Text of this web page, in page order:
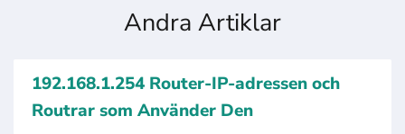
Andra Artiklar
192.168.1.254 Router-IP-adressen och
Routrar som Använder Den